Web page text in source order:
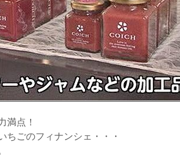
満点！
ちごのフィナンシェ・・・